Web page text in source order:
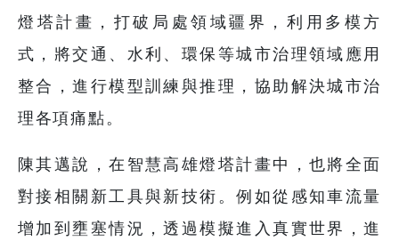
燈塔計畫，打破局處領域疆界，利用多模方
式，將交通、水利、環保等城市治理領域應用
整合，進行模型訓練與推理，協助解決城市治
理各項痛點。
陳其邁說，在智慧高雄燈塔計畫中，也將全面
對接相關新工具與新技術。例如從感知車流量
增加到壅塞情況，透過模擬進入真實世界，進